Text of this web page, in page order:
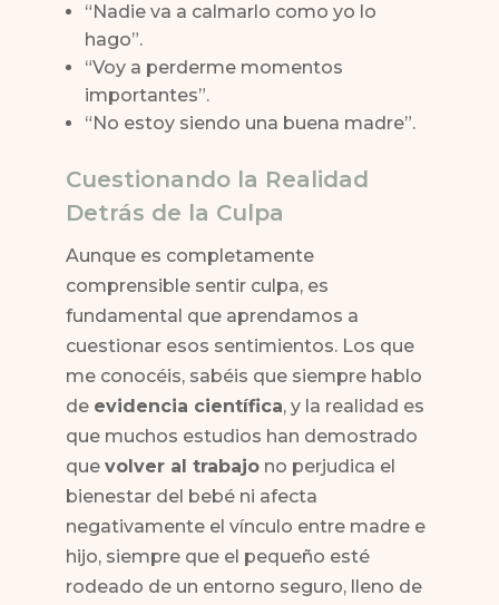
“Nadie va a calmarlo como yo lo
hago”.
“Voy a perderme momentos
importantes”.
“No estoy siendo una buena madre”.
Cuestionando la Realidad
Detrás de la Culpa
Aunque es completamente
comprensible sentir culpa, es
fundamental que aprendamos a
cuestionar esos sentimientos. Los que
me conocéis, sabéis que siempre hablo
de evidencia científica, y la realidad es
que muchos estudios han demostrado
quevolver al trabajo no perjudica el
bienestar del bebé ni afecta
negativamente el vínculo entre madre e
hijo, siempre que el pequeño esté
rodeado de un entorno seguro, lleno de